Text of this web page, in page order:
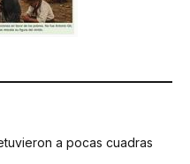
a pocas cuadras